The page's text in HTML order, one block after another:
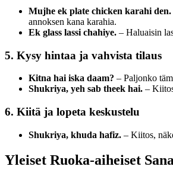
Mujhe ek plate chicken karahi den.
annoksen kana karahia.
Ek glass lassi chahiye. – Haluaisin
5. Kysy hintaa ja vahvista tilaus
Kitna hai iska daam? – Paljonko
Shukriya, yeh sab theek hai. –
6. Kiitä ja lopeta keskustelu
Shukriya, khuda hafiz. – Kiitos,
Yleiset Ruoka-aiheiset